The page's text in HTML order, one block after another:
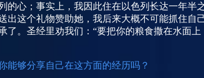
的心；事实上，我因此住在以色列长达一年半
出这个礼物赞助她，我后来大概不可能抓住自
了。圣经里劝我们：“要把你的粮食撒在水面
能够分享自己在这方面的经历吗？